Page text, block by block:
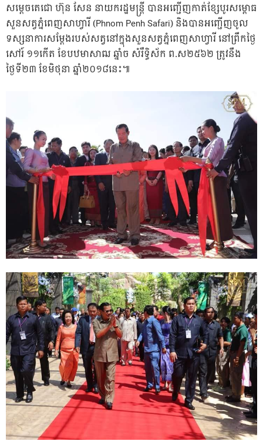
សម្តេចតេជោ ហ៊ុន សែន នាយករដ្ឋមន្ត្រី បានអញ្ជើញកាត់ខ្សែបូរសម្ពោធ
សួនសត្វភ្នំពេញសាហ្វារី (Phnom Penh Safari) និងបានអញ្ជើញចូល
ទស្សនាការសម្តែងរបស់សត្វនៅក្នុងសួនសត្វភ្នំពេញសាហ្វារី នៅព្រឹកថ្ងៃ
សៅរ៍ ១១កើត ខែបឋមាសាឍ ឆ្នាំច សំរឹទ្ធិស័ក ព.ស២៥៦២ ត្រូវនឹង
ថ្ងៃទី២៣ ខែមិថុនា ឆ្នាំ២០១៨នេះ៕